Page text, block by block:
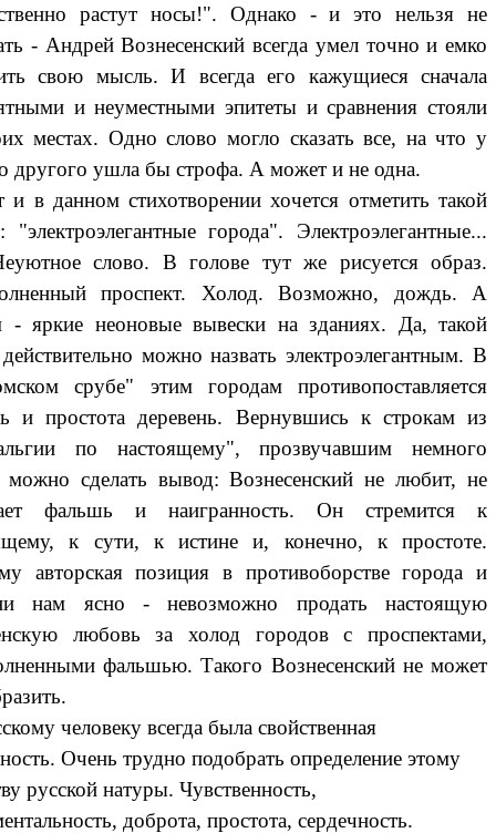
растут носы!". Однако - и это нельзя не
- Андрей Вознесенский всегда умел точно и емко
свою мысль. И всегда его кажущиеся сначала
и неуместными эпитеты и сравнения стояли
местах. Одно слово могло сказать все, на что у
другого ушла бы строфа. А может и не одна.
данном стихотворении хочется отметить такой
"электроэлегантные города". Электроэлегантные...
слово. В голове тут же рисуется образ.
проспект. Холод. Возможно, дождь. А
- яркие неоновые вывески на зданиях. Да, такой
можно назвать электроэлегантным. В
срубе" этим городам противопоставляется
и простота деревень. Вернувшись к строкам из
по настоящему", прозвучавшим немного
сделать вывод: Вознесенский не любит, не
фальшь и наигранность. Он стремится к
к сути, к истине и, конечно, к простоте.
авторская позиция в противоборстве города и
нам ясно - невозможно продать настоящую
любовь за холод городов с проспектами,
фальшью. Такого Вознесенский не может
человеку всегда была свойственная
Очень трудно подобрать определение этому
русской натуры. Чувственность,
доброта, простота, сердечность.